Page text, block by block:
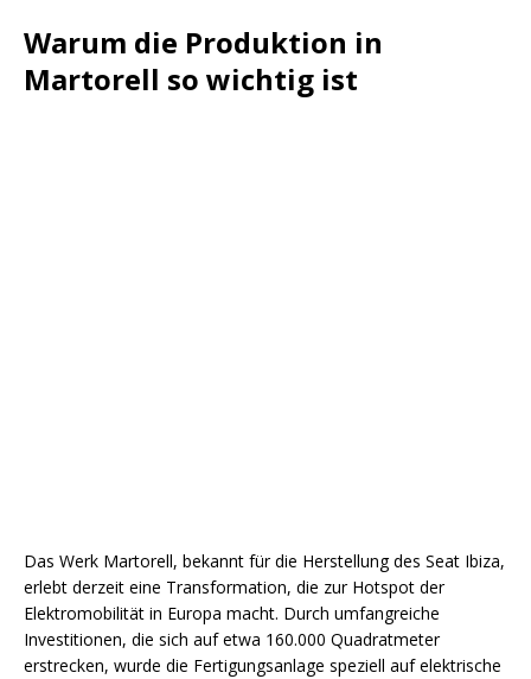
Warum die Produktion in
Martorell so wichtig ist
Das Werk Martorell, bekannt für die Herstellung des Seat Ibiza,
erlebt derzeit eine Transformation, die zur Hotspot der
Elektromobilität in Europa macht. Durch umfangreiche
Investitionen, die sich auf etwa 160.000 Quadratmeter
erstrecken, wurde die Fertigungsanlage speziell auf elektrische